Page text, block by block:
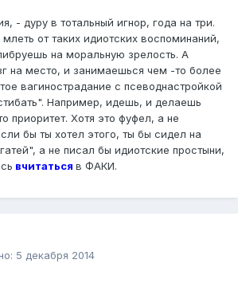
- дуру в тотальный игнор, года на три.
от таких идиотских воспоминаний,
на моральную зрелость. А
на место, и занимаешься чем -то более
вагинострадание с псеводнастройкой
Например, идешь, и делаешь
приоритет. Хотя это фуфел, а не
бы ты хотел этого, ты бы сидел на
а не писал бы идиотские простыни,
вчитаться в ФАКИ.
5 декабря 2014